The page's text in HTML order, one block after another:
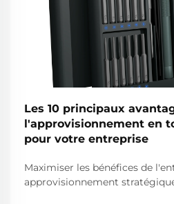
Les 10 principaux
l'approvisionnement en
pour votre entreprise
Maximiser les bénéfices de
approvisionnement